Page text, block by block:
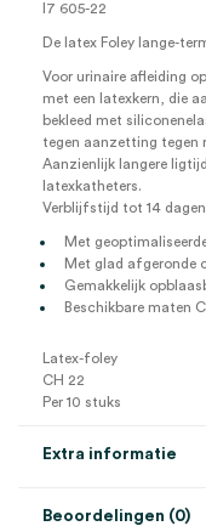
I7 605-22
De latex Foley lange-
Voor urinaire afleiding
met een latexkern, die
bekleed met
tegen aanzetting tegen
Aanzienlijk langere
latexkatheters.
Verblijfstijd tot 14
Met
Met glad afgeronde
Gemakkelijk
Beschikbare maten
Latex-foley
CH 22
Per 10 stuks
Extra informatie
Beoordelingen (0)